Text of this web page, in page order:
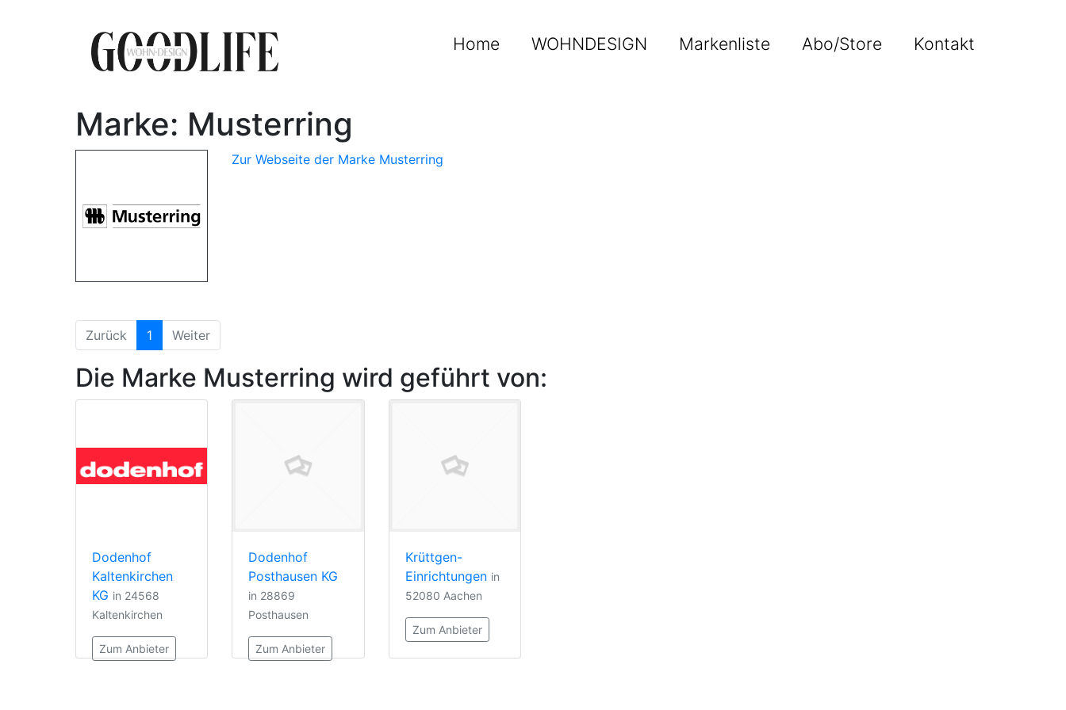
Home WOHNDESIGN Markenliste Abo/Store Kontakt
Marke: Musterring
Zur Webseite der Marke Musterring
Zurück 1 (aktuell)
Weiter
Die Marke Musterring wird geführt von:
Dodenhof
Kaltenkirchen
KG in 24568
Kaltenkirchen
Zum Anbieter
Dodenhof
Posthausen KG
in 28869
Posthausen
Zum Anbieter
Krüttgen-
Einrichtungen in
52080 Aachen
Zum Anbieter